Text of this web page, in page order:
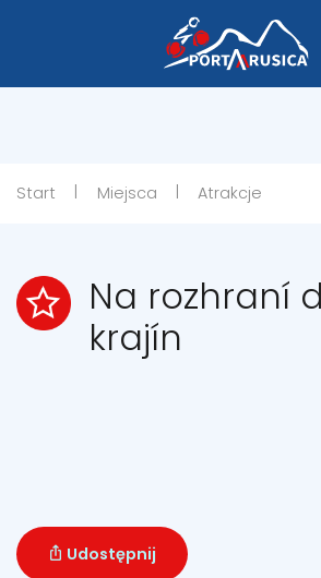
Start | Miejsca | Atrakcje
Na rozhraní
krajín
Udostępnij